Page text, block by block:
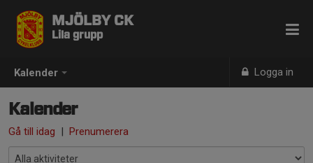
Kalender Logga in
MJÖLBY CK
Lila grupp
Kalender
Gå till idag | Prenumerera